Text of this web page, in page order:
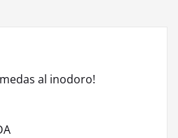
al inodoro!